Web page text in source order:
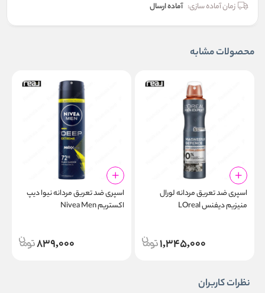
زمان آماده سازی: آماده ارسال
محصولات مشابه
اسپری ضد تعریق مردانه لورال
منیزیم دیفنس LOreal
1,345,000
اسپری ضد تعریق مردانه نیوا دیپ
اکستریم Nivea Men
839,000
نظرات کاربران